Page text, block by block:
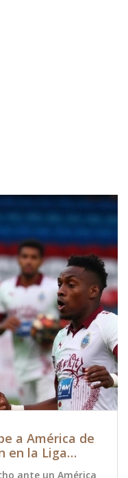
a América de
en la Liga
ante un América